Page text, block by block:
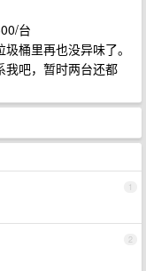
台
桶里再也没异味了。
我吧，暂时两台还都
1
2